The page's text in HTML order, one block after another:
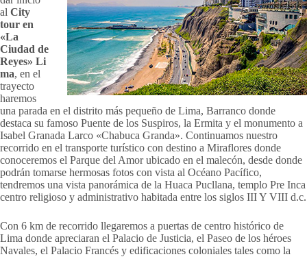
al City
tour en
«La
Ciudad de
Reyes» Li
ma, en el
trayecto
haremos
una parada en el distrito más pequeño de Lima, Barranco donde
destaca su famoso Puente de los Suspiros, la Ermita y el monumento a
Isabel Granada Larco «Chabuca Granda». Continuamos nuestro
recorrido en el transporte turístico con destino a Miraflores donde
conoceremos el Parque del Amor ubicado en el malecón, desde donde
podrán tomarse hermosas fotos con vista al Océano Pacífico,
tendremos una vista panorámica de la Huaca Pucllana, templo Pre Inca
centro religioso y administrativo habitada entre los siglos III Y VIII d.c.
Con 6 km de recorrido llegaremos a puertas de centro histórico de
Lima donde apreciaran el Palacio de Justicia, el Paseo de los héroes
Navales, el Palacio Francés y edificaciones coloniales tales como la